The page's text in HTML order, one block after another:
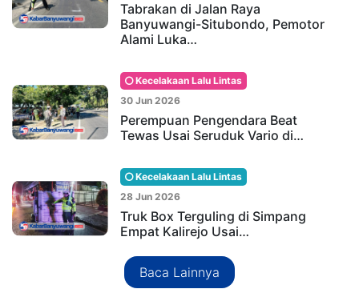
Tabrakan di Jalan Raya
Banyuwangi-Situbondo, Pemotor
Alami Luka…
Kecelakaan Lalu Lintas
30 Jun 2026
Perempuan Pengendara Beat
Tewas Usai Seruduk Vario di…
Kecelakaan Lalu Lintas
28 Jun 2026
Truk Box Terguling di Simpang
Empat Kalirejo Usai…
Baca Lainnya